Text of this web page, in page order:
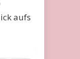
aufs